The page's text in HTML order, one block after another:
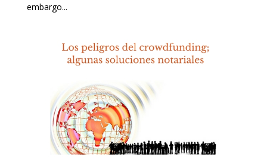
embargo...